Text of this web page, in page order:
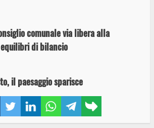
FacebookTwitterLinkedInWhatsAppTelegram
link
comunale via libera alla
di bilancio
il paesaggio sparisce